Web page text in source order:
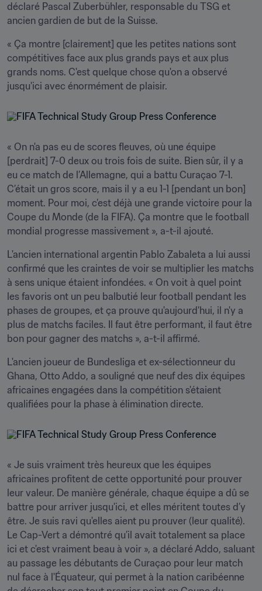
déclaré Pascal Zuberbühler, responsable du TSG et
ancien gardien de but de la Suisse.
« Ça montre [clairement] que les petites nations sont
compétitives face aux plus grands pays et aux plus
grands noms. C'est quelque chose qu'on a observé
jusqu'ici avec énormément de plaisir.
« On n'a pas eu de scores fleuves, où une équipe
[perdrait] 7-0 deux ou trois fois de suite. Bien sûr, il y a
eu ce match de l’Allemagne, qui a battu Curaçao 7-1.
C’était un gros score, mais il y a eu 1-1 [pendant un bon]
moment. Pour moi, c’est déjà une grande victoire pour la
Coupe du Monde (de la FIFA). Ça montre que le football
mondial progresse massivement », a-t-il ajouté.
L'ancien international argentin Pablo Zabaleta a lui aussi
confirmé que les craintes de voir se multiplier les matchs
à sens unique étaient infondées. « On voit à quel point
les favoris ont un peu balbutié leur football pendant les
phases de groupes, et ça prouve qu'aujourd'hui, il n'y a
plus de matchs faciles. Il faut être performant, il faut être
bon pour gagner des matchs », a-t-il affirmé.
L'ancien joueur de Bundesliga et ex-sélectionneur du
Ghana, Otto Addo, a souligné que neuf des dix équipes
africaines engagées dans la compétition s'étaient
qualifiées pour la phase à élimination directe.
« Je suis vraiment très heureux que les équipes
africaines profitent de cette opportunité pour prouver
leur valeur. De manière générale, chaque équipe a dû se
battre pour arriver jusqu'ici, et elles méritent toutes d’y
être. Je suis ravi qu'elles aient pu prouver (leur qualité).
Le Cap-Vert a démontré qu’il avait totalement sa place
ici et c'est vraiment beau à voir », a déclaré Addo, saluant
au passage les débutants de Curaçao pour leur match
nul face à l'Équateur, qui permet à la nation caribéenne